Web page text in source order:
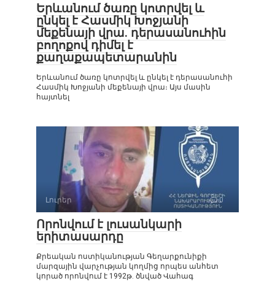
Երևանում ծառը կոտրվել և
ընկել է Հասմիկ Խոջյանի
մեքենայի վրա. դերասանուհին
բողոքով դիմել է
քաղաքապետարանին
Երևանում ծառը կոտրվել և ընկել է դերասանուհի
Հասմիկ Խոջյանի մեքենայի վրա։ Այս մասին
հայտնել
Լուրեր 0
Որոնվում է լուսանկարի
երիտասարդը
Քրեական ոստիկանության Գեղարքունիքի
մարզային վարչության կողմից որպես անհետ
կորած որոնվում է 1992թ. ծնված Վահագ